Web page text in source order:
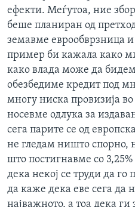
ефекти. Меѓутоа, ние
беше планиран од
земавме еврообврзница
пример би кажала како
како влада може да
обезбедиме кредит под
многу ниска провизија
носевме одлука за
сега парите се од
не гледам ништо спорно,
што постигнавме со
дека некој се труди да го
да каже дека еве сега да
најважното, а тоа дека